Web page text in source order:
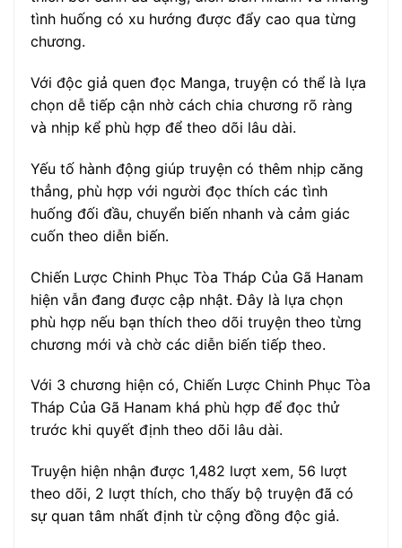
tình huống có xu hướng được đẩy cao qua từng
chương.
Với độc giả quen đọc Manga, truyện có thể là lựa
chọn dễ tiếp cận nhờ cách chia chương rõ ràng
và nhịp kể phù hợp để theo dõi lâu dài.
Yếu tố hành động giúp truyện có thêm nhịp căng
thẳng, phù hợp với người đọc thích các tình
huống đối đầu, chuyển biến nhanh và cảm giác
cuốn theo diễn biến.
Chiến Lược Chinh Phục Tòa Tháp Của Gã Hanam
hiện vẫn đang được cập nhật. Đây là lựa chọn
phù hợp nếu bạn thích theo dõi truyện theo từng
chương mới và chờ các diễn biến tiếp theo.
Với 3 chương hiện có, Chiến Lược Chinh Phục Tòa
Tháp Của Gã Hanam khá phù hợp để đọc thử
trước khi quyết định theo dõi lâu dài.
Truyện hiện nhận được 1,482 lượt xem, 56 lượt
theo dõi, 2 lượt thích, cho thấy bộ truyện đã có
sự quan tâm nhất định từ cộng đồng độc giả.